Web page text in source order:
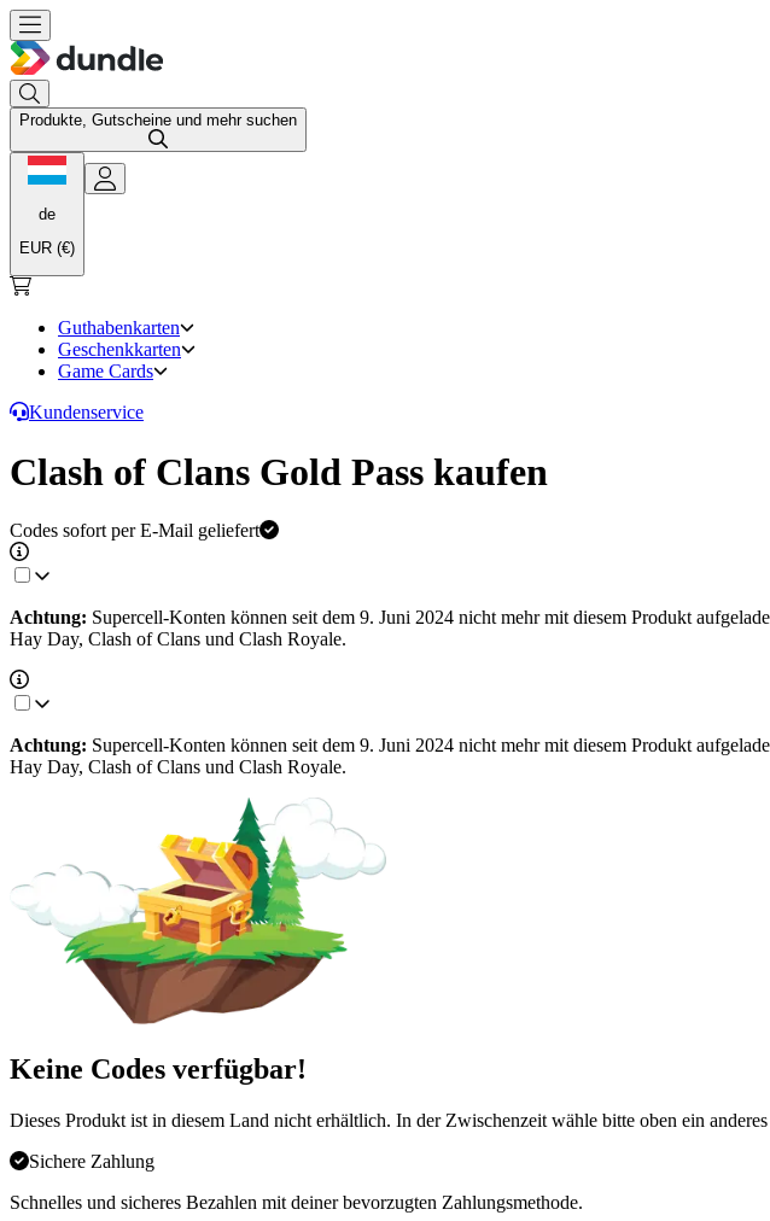
Produkte, Gutscheine und mehr suchen
de
EUR (€)
Guthabenkarten
Geschenkkarten
Game Cards
Kundenservice
Clash of Clans Gold Pass kaufen
Codes sofort per E-Mail geliefert
Achtung: Supercell-Konten können seit dem 9. Juni 2024 nicht mehr mit diesem Produkt
Hay Day, Clash of Clans und Clash Royale.
Achtung: Supercell-Konten können seit dem 9. Juni 2024 nicht mehr mit diesem Produkt
Hay Day, Clash of Clans und Clash Royale.
Keine Codes verfügbar!
Dieses Produkt ist in diesem Land nicht erhältlich. In der Zwischenzeit wähle bitte oben ein
Sichere Zahlung
Schnelles und sicheres Bezahlen mit deiner bevorzugten Zahlungsmethode.